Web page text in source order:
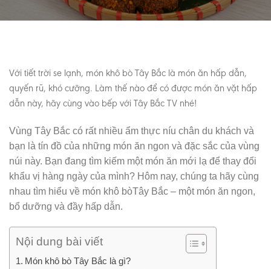
Với tiết trời se lạnh, món khô bò Tây Bắc là món ăn hấp dẫn,
quyến rũ, khó cưỡng. Làm thế nào để có được món ăn vặt hấp
dẫn này, hãy cùng vào bếp với Tây Bắc TV nhé!
Vùng Tây Bắc có rất nhiều ẩm thực níu chân du khách và
bạn là tín đồ của những món ăn ngon và đặc sắc của vùng
núi này. Bạn đang tìm kiếm một món ăn mới lạ để thay đổi
khẩu vị hàng ngày của mình? Hôm nay, chúng ta hãy cùng
nhau tìm hiểu về món khô bòTây Bắc – một món ăn ngon,
bổ dưỡng và đầy hấp dẫn.
Nội dung bài viết
Món khô bò Tây Bắc là gì?